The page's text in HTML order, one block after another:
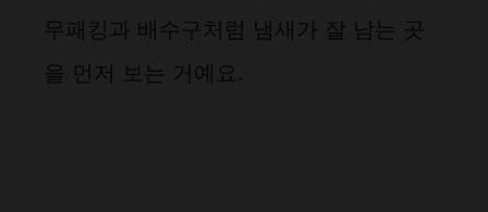
무패킹과 배수구처럼 냄새가 잘 남는 곳
을 먼저 보는 거예요.